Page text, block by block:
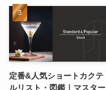
定番&人気ショートカクテ
ルリスト・図鑑｜マスター